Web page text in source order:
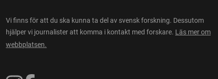
Vi finns för att du ska kunna ta del av svensk forskning. Dessutom
hjälper vi journalister att komma i kontakt med forskare. Läs mer om
webbplatsen.